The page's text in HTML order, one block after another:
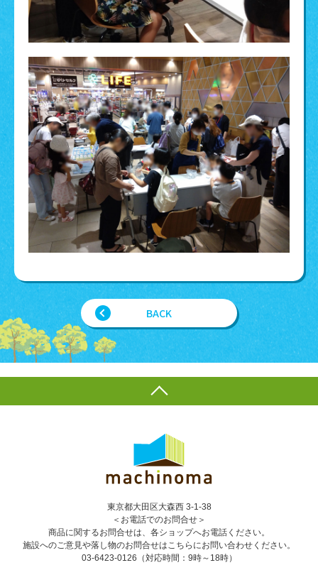
BACK
東京都大田区大森西 3-1-38
＜お電話でのお問合せ＞
商品に関するお問合せは、各ショップへお電話ください。
施設へのご意見や落し物のお問合せはこちらにお問い合わせください。
03-6423-0126 （対応時間：9時～18時）